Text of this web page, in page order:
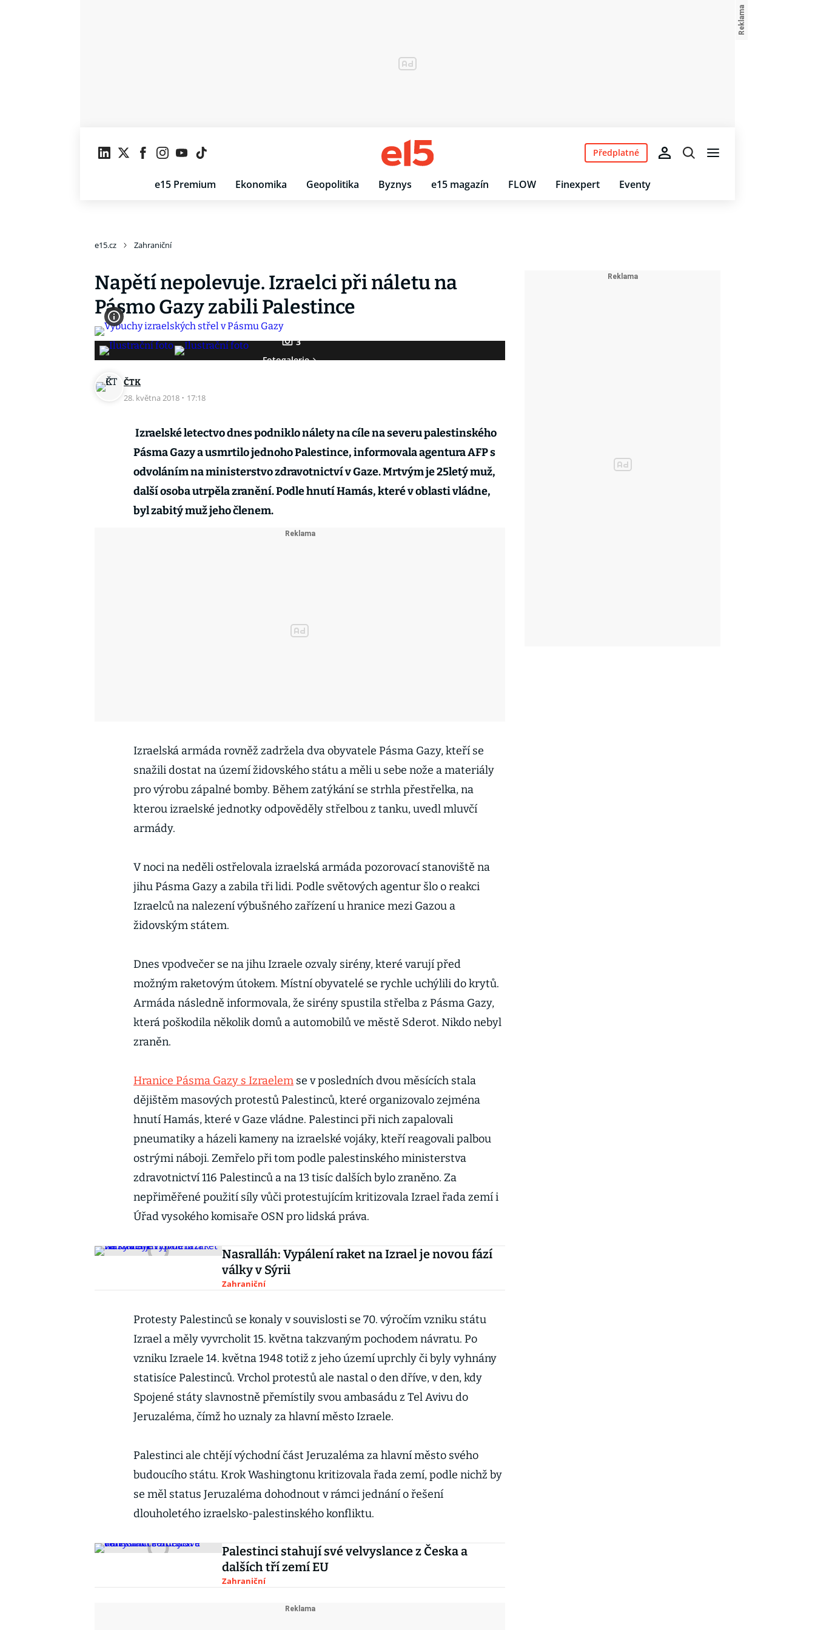
e15 Premium Ekonomika Geopolitika Byznys e15 magazín FLOW Finexpert Eventy
Předplatné
e15.cz Zahraniční
Napětí nepolevuje. Izraelci při náletu na
Pásmo Gazy zabili Palestince
3
Fotogalerie
ČTK
28. května 2018 · 17:18
Izraelské letectvo dnes podniklo nálety na cíle na severu palestinského
Pásma Gazy a usmrtilo jednoho Palestince, informovala agentura AFP s
odvoláním na ministerstvo zdravotnictví v Gaze. Mrtvým je 25letý muž,
další osoba utrpěla zranění. Podle hnutí Hamás, které v oblasti vládne,
byl zabitý muž jeho členem.
Izraelská armáda rovněž zadržela dva obyvatele Pásma Gazy, kteří se
snažili dostat na území židovského státu a měli u sebe nože a materiály
pro výrobu zápalné bomby. Během zatýkání se strhla přestřelka, na
kterou izraelské jednotky odpověděly střelbou z tanku, uvedl mluvčí
armády.
V noci na neděli ostřelovala izraelská armáda pozorovací stanoviště na
jihu Pásma Gazy a zabila tři lidi. Podle světových agentur šlo o reakci
Izraelců na nalezení výbušného zařízení u hranice mezi Gazou a
židovským státem.
Dnes vpodvečer se na jihu Izraele ozvaly sirény, které varují před
možným raketovým útokem. Místní obyvatelé se rychle uchýlili do krytů.
Armáda následně informovala, že sirény spustila střelba z Pásma Gazy,
která poškodila několik domů a automobilů ve městě Sderot. Nikdo nebyl
zraněn.
Hranice Pásma Gazy s Izraelem se v posledních dvou měsících stala
dějištěm masových protestů Palestinců, které organizovalo zejména
hnutí Hamás, které v Gaze vládne. Palestinci při nich zapalovali
pneumatiky a házeli kameny na izraelské vojáky, kteří reagovali palbou
ostrými náboji. Zemřelo při tom podle palestinského ministerstva
zdravotnictví 116 Palestinců a na 13 tisíc dalších bylo zraněno. Za
nepřiměřené použití síly vůči protestujícím kritizovala Izrael řada zemí i
Úřad vysokého komisaře OSN pro lidská práva.
Nasralláh: Vypálení raket na Izrael je novou fází
války v Sýrii
Zahraniční
Protesty Palestinců se konaly v souvislosti se 70. výročím vzniku státu
Izrael a měly vyvrcholit 15. května takzvaným pochodem návratu. Po
vzniku Izraele 14. května 1948 totiž z jeho území uprchly či byly vyhnány
statisíce Palestinců. Vrchol protestů ale nastal o den dříve, v den, kdy
Spojené státy slavnostně přemístily svou ambasádu z Tel Avivu do
Jeruzaléma, čímž ho uznaly za hlavní město Izraele.
Palestinci ale chtějí východní část Jeruzaléma za hlavní město svého
budoucího státu. Krok Washingtonu kritizovala řada zemí, podle nichž by
se měl status Jeruzaléma dohodnout v rámci jednání o řešení
dlouholetého izraelsko-palestinského konfliktu.
Palestinci stahují své velvyslance z Česka a
dalších tří zemí EU
Zahraniční